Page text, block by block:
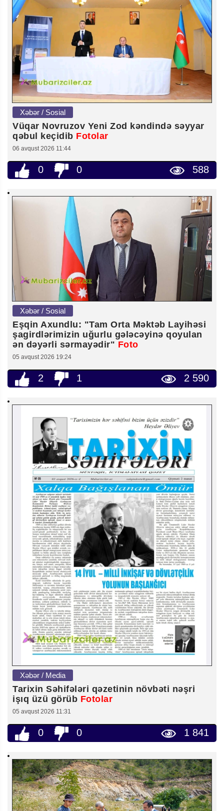
Xəbər / Sosial
Vüqar Novruzov Yeni Zod kəndində səyyar
qəbul keçidib Fotolar
06 avqust 2026 11:44
0 0 588
Xəbər / Sosial
Eşqin Axundlu: "Tam Orta Məktəb Layihəsi
şagirdlərimizin uğurlu gələcəyinə qoyulan
ən dəyərli sərmayədir" Foto
05 avqust 2026 19:24
2 1 2 590
Xəbər / Media
Tarixin Səhifələri qəzetinin növbəti nəşri
işıq üzü görüb Fotolar
05 avqust 2026 11:31
0 0 1 841